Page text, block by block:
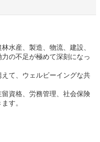
水産、製造、物流、建設、
の不足が極めて深刻になっ
て、ウェルビーイングな共
資格、労務管理、社会保険
す。